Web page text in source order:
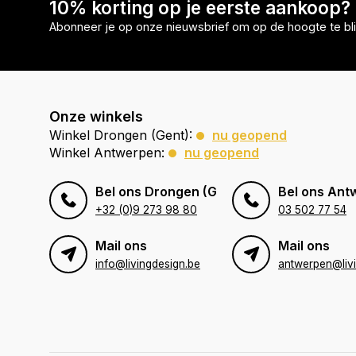
10% korting op je eerste aankoop?
Abonneer je op onze nieuwsbrief om op de hoogte te
Onze winkels
Winkel Drongen (Gent):
nu geopend
Winkel Antwerpen:
nu geopend
Bel ons Drongen (Gent)
+32 (0)9 273 98 80
Bel ons
03 502 77 54
Mail ons
info@livingdesign.be
Mail ons